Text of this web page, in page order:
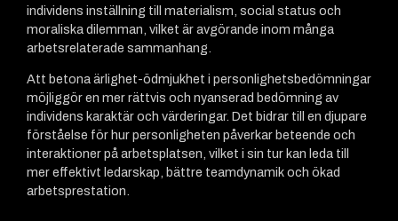
individens inställning till materialism, social status och
moraliska dilemman, vilket är avgörande inom många
arbetsrelaterade sammanhang.
Att betona ärlighet-ödmjukhet i personlighetsbedömningar
möjliggör en mer rättvis och nyanserad bedömning av
individens karaktär och värderingar. Det bidrar till en djupare
förståelse för hur personligheten påverkar beteende och
interaktioner på arbetsplatsen, vilket i sin tur kan leda till
mer effektivt ledarskap, bättre teamdynamik och ökad
arbetsprestation.